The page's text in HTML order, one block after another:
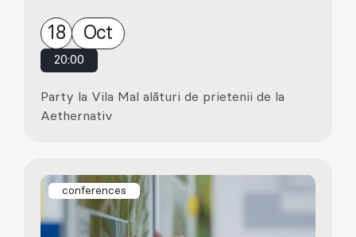
18 Oct
20:00
Party la Vila Mal alături de prietenii de la
Aethernativ
conferences